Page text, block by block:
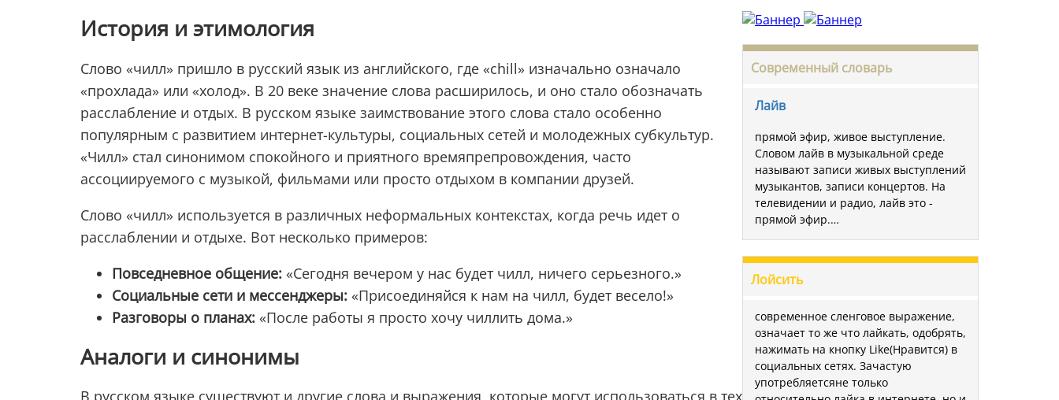
История и этимология
Слово «чилл» пришло в русский язык из английского, где «chill» изначально означало
«прохлада» или «холод». В 20 веке значение слова расширилось, и оно стало обозначать
расслабление и отдых. В русском языке заимствование этого слова стало особенно
популярным с развитием интернет-культуры, социальных сетей и молодежных субкультур.
«Чилл» стал синонимом спокойного и приятного времяпрепровождения, часто
ассоциируемого с музыкой, фильмами или просто отдыхом в компании друзей.
Слово «чилл» используется в различных неформальных контекстах, когда речь идет о
расслаблении и отдыхе. Вот несколько примеров:
Повседневное общение: «Сегодня вечером у нас будет чилл, ничего серьезного.»
Социальные сети и мессенджеры: «Присоединяйся к нам на чилл, будет весело!»
Разговоры о планах: «После работы я просто хочу чиллить дома.»
Аналоги и синонимы
Современный словарь
Лайв
прямой эфир, живое выступление.
Словом лайв в музыкальной среде
называют записи живых выступлений
музыкантов, записи концертов. На
телевидении и радио, лайв это -
прямой эфир.…
Лойсить
современное сленговое выражение,
означает то же что лайкать, одобрять,
нажимать на кнопку Like(Нравится) в
социальных сетях. Зачастую
употребляетсяне только